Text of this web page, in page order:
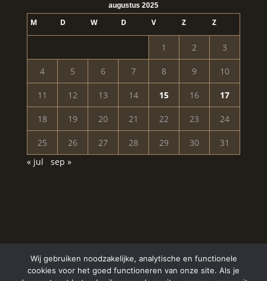
augustus 2025
M D W D V Z Z
1 2 3
4 5 6 7 8 9 10
11 12 13 14 15 16 17
18 19 20 21 22 23 24
25 26 27 28 29 30
31
« jul
sep »
Wij gebruiken noodzakelijke, analytische en functionele
cookies voor het goed functioneren van onze site. Als je